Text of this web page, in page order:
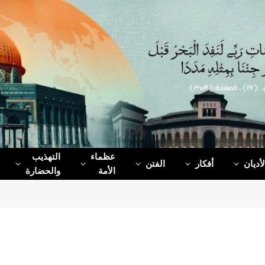
أفكار الفتن
عظماء‌
الأمة
التهذيب
والحضارة